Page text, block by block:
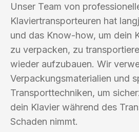
Unser Team von
Klaviertransporteuren hat
und das Know-how, um dein
zu verpacken, zu
wieder aufzubauen. Wir
Verpackungsmaterialien und
Transporttechniken, um
dein Klavier während des
Schaden nimmt.